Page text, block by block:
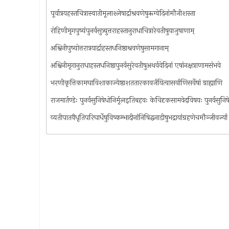
पूर्वात्रयहस्तचित्रास्वातीमूलाश्लेषार्द्राश्रवणेषुऋग्वेदिनांमौजीशस्ता
रोहिणीमृगपुष्यंपुनर्वसुत्र्युत्तराहस्तानुराधाचित्रारेवतीषुयाजुषाणाम्
अश्विनीपुष्योत्तरात्रयार्द्राहस्तधनिष्ठाश्रवणेषुसामगानाम्
अश्विनीमृगानुराधाहस्तधनिष्ठापुनर्वसुरेवतीषुअथर्ववेदिनां एषांनक्षत्राणामसंभवे
भरणीकृत्तिकामघाविशाकाज्येष्ठाशततारकावर्जयित्वासर्वाणिसर्वेषां ग्राह्याणि
राजमार्तण्डेः पुनर्वसुनिषेधोनिर्मूलइतिबहवः केचिदृकसामवेदविषयः
व्यतीपातवैधृतिपरिघार्धेषुविष्कम्भादीनांनिषिद्धनाडीषुभद्रायांग्रहणेचमौञ्जीवर्ज्या